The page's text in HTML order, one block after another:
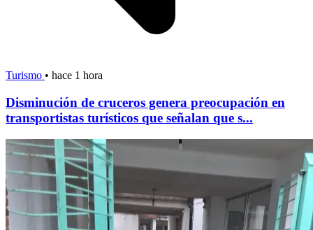
Turismo • hace 1 hora
Disminución de cruceros genera preocupación en
transportistas turísticos que señalan que s...